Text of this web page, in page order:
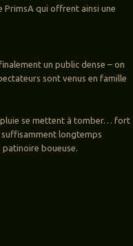
PrimsA qui offrent ainsi une
un public dense – on
sont venus en famille
pluie se mettent à tomber… fort
suffisamment longtemps
boueuse.